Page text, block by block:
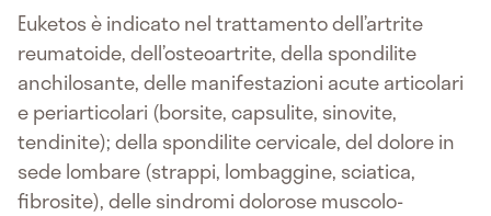
Euketos è indicato nel trattamento dell’artrite
reumatoide, dell’osteoartrite, della spondilite
anchilosante, delle manifestazioni acute articolari
e periarticolari (borsite, capsulite, sinovite,
tendinite); della spondilite cervicale, del dolore in
sede lombare (strappi, lombaggine, sciatica,
fibrosite), delle sindromi dolorose muscolo-